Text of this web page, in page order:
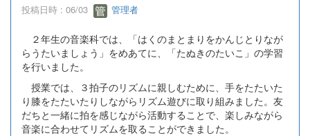
投稿日時 : 06/03 管理者
２年生の音楽科では、「はくのまとまりをかんじとりなが
らうたいましょう」をめあてに、「たぬきのたいこ」の学習
を行いました。
授業では、３拍子のリズムに親しむために、手をたたいた
り膝をたたいたりしながらリズム遊びに取り組みました。友
だちと一緒に拍を感じながら活動することで、楽しみながら
音楽に合わせてリズムを取ることができました。